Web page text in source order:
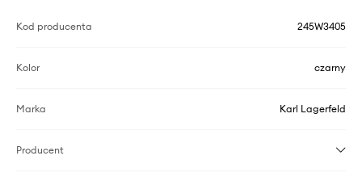
Kod producenta 245W3405
Kolor czarny
Marka Karl Lagerfeld
Producent